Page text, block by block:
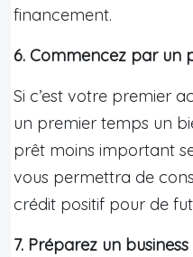
financement.
6. Commencez par un
Si c’est votre premier
un premier temps un
prêt moins important
vous permettra de
crédit positif pour de
7. Préparez un